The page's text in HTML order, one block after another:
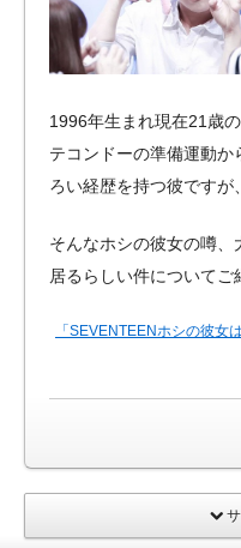
1996年生まれ現在21歳
テコンドーの準備運動か
ろい経歴を持つ彼ですが
そんなホシの彼女の噂
居るらしい件についてご
「SEVENTEENホシの彼女